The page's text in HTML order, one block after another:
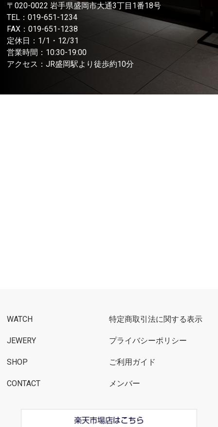
〒020-0022 岩手県盛岡市大通3丁目1番18号
TEL： 019-651-1234
FAX：019-651-1238
定休日：1/1・12/31
営業時間：10:30-19:00
アクセス：JR盛岡駅より徒歩約10分
WATCH
JEWERY
SHOP
CONTACT
特定商取引法に関する表示
プライバシーポリシー
ご利用ガイド
メンバー